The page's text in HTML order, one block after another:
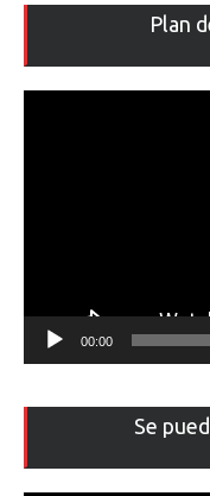
Plan
00:00
Se